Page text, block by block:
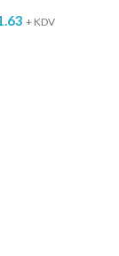
+ KDV